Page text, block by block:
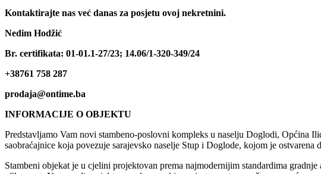
Kontaktirajte nas već danas za posjetu ovoj nekretnini.
Nedim Hodžić
Br. certifikata: 01-01.1-27/23; 14.06/1-320-349/24
+38761 758 287
prodaja@ontime.ba
INFORMACIJE O OBJEKTU
Predstavljamo Vam novi stambeno-poslovni kompleks u naselju Doglodi, Općina
saobraćajnice koja povezuje sarajevsko naselje Stup i Doglode, kojom je
Stambeni objekat je u cjelini projektovan prema najmodernijim standardima